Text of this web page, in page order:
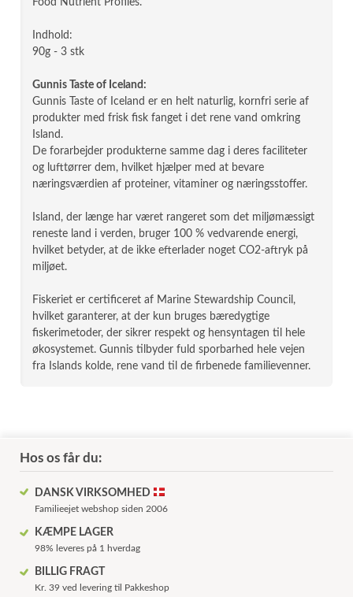
Food Nutrient Profiles.
Indhold:
90g - 3 stk
Gunnis Taste of Iceland:
Gunnis Taste of Iceland er en helt naturlig, kornfri serie af
produkter med frisk fisk fanget i det rene vand omkring
Island.
De forarbejder produkterne samme dag i deres faciliteter
og lufttørrer dem, hvilket hjælper med at bevare
næringsværdien af ​​proteiner, vitaminer og næringsstoffer.
Island, der længe har været rangeret som det miljømæssigt
reneste land i verden, bruger 100 % vedvarende energi,
hvilket betyder, at de ikke efterlader noget CO2-aftryk på
miljøet.
Fiskeriet er certificeret af Marine Stewardship Council,
hvilket garanterer, at der kun bruges bæredygtige
fiskerimetoder, der sikrer respekt og hensyntagen til hele
økosystemet. Gunnis tilbyder fuld sporbarhed hele vejen
fra Islands kolde, rene vand til de firbenede familievenner.
Hos os får du:
DANSK VIRKSOMHED
Familieejet webshop siden 2006
KÆMPE LAGER
98% leveres på 1 hverdag
BILLIG FRAGT
Kr. 39 ved levering til Pakkeshop